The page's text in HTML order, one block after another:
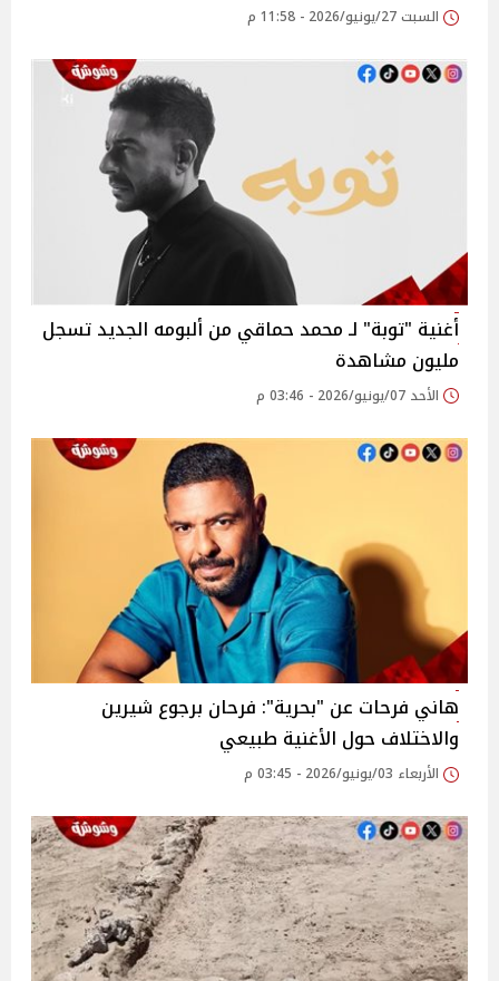
السبت 27/يونيو/2026 - 11:58 م
أغنية "توبة" لـ محمد حماقي من ألبومه الجديد تسجل
مليون مشاهدة
الأحد 07/يونيو/2026 - 03:46 م
هاني فرحات عن "بحرية": فرحان برجوع شيرين
والاختلاف حول الأغنية طبيعي
الأربعاء 03/يونيو/2026 - 03:45 م